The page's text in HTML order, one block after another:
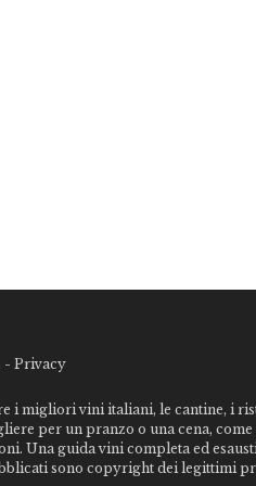
- Privacy
i migliori vini italiani, le cantine, i
per un pranzo o una cena,
Una guida vini completa ed
sono copyright dei legittimi